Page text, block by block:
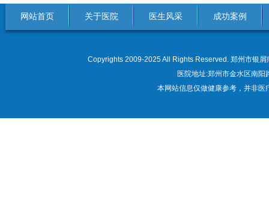
网站首页 关于医院 医生风采 成功案例
Copyrights 2009-2025 All Rights Reserved. 郑州市银
医院地址:郑州市金水区南
本网站信息仅做健康参考，并非